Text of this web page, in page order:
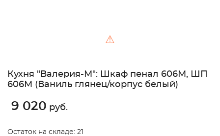
⚠
Кухня "Валерия-М": Шкаф пенал 606М, ШП
606М (Ваниль глянец/корпус белый)
9 020 руб.
Остаток на складе: 21